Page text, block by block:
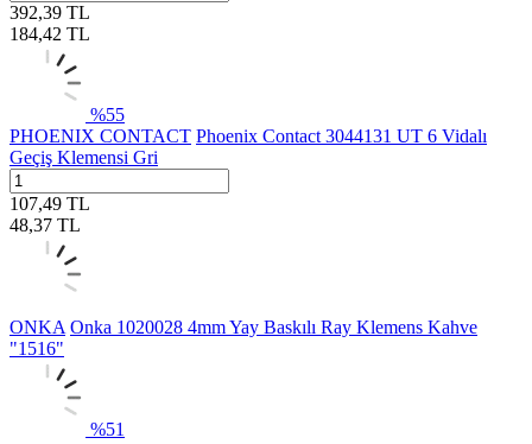
392,39 TL
184,42 TL
%55
PHOENIX CONTACT Phoenix Contact 3044131 UT 6 Vidalı
Geçiş Klemensi Gri
107,49 TL
48,37 TL
ONKA Onka 1020028 4mm Yay Baskılı Ray Klemens Kahve
"1516"
%51